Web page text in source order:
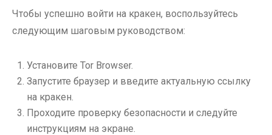
Чтобы успешно войти на кракен, воспользуйтесь
следующим шаговым руководством:
Установите Tor Browser.
Запустите браузер и введите актуальную ссылку
на кракен.
Проходите проверку безопасности и следуйте
инструкциям на экране.